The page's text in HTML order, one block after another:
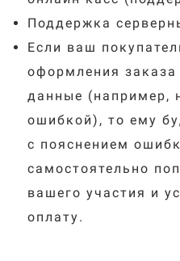
Поддержка
Если ваш
оформления
данные (например,
ошибкой), то ему
с пояснением
самостоятельно
вашего участия и
оплату.